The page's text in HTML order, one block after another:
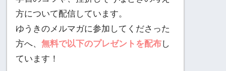
方について配信しています。
ゆうきのメルマガに参加してくださった
方へ、 無料で以下のプレゼントを配布し
ています！